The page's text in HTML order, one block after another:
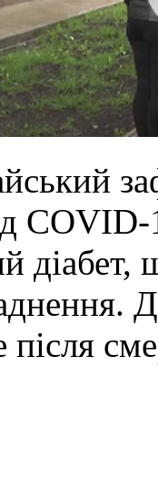
діабет,
після